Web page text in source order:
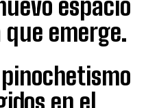
espacio
emerge.